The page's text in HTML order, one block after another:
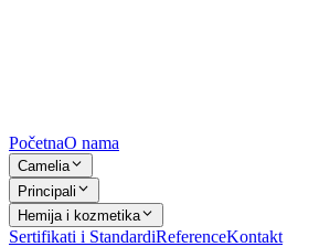
PočetnaO nama
Camelia
Principali
Hemija i kozmetika
Sertifikati i StandardiReferenceKontakt